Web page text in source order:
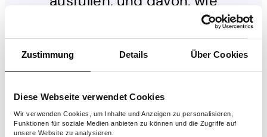
Zustimmung Details Über Cookies
Diese Webseite verwendet Cookies
Wir verwenden Cookies, um Inhalte und Anzeigen zu personalisieren,
Funktionen für soziale Medien anbieten zu können und die Zugriffe auf
unsere Website zu analysieren.
lange die Anwendung im
ausgeführt wird. Je länger Sie
online bleiben, desto mehr
verdienen Sie!
$9.60